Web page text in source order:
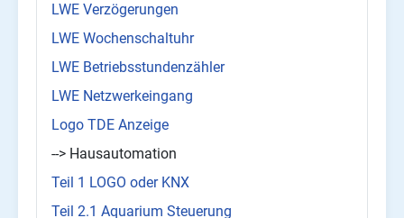
LWE Verzögerungen
LWE Wochenschaltuhr
LWE Betriebsstundenzähler
LWE Netzwerkeingang
Logo TDE Anzeige
--> Hausautomation
Teil 1 LOGO oder KNX
Teil 2.1 Aquarium Steuerung